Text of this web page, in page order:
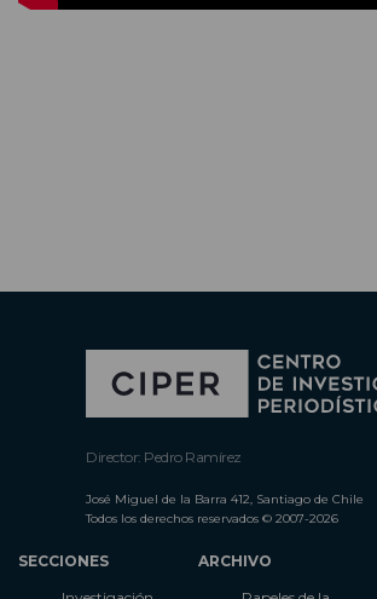
Director: Pedro Ramírez
José Miguel de la Barra 412, Santiago de Chile
Todos los derechos reservados © 2007-2026
SECCIONES
ARCHIVO